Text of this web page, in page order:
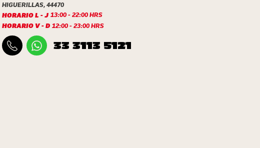
HIGUERILLAS, 44470
HORARIO L - J 13:00 - 22:00 HRS
HORARIO V - D 12:00 - 23:00 HRS
33 3113 5121